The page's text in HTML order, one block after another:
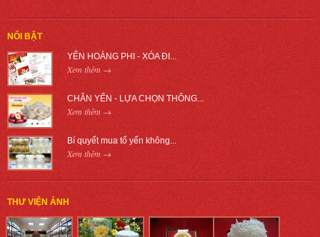
NỔI BẬT
YẾN HOÀNG PHI - XÓA ĐI...
Xem thêm →
CHÂN YẾN - LỰA CHỌN THÔNG...
Xem thêm →
Bí quyết mua tổ yến không...
Xem thêm →
THƯ VIỆN ẢNH